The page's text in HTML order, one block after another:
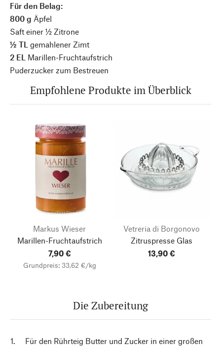
Für den Belag:
800 g Äpfel
Saft einer ½ Zitrone
½ TL gemahlener Zimt
2 EL Marillen-Fruchtaufstrich
Puderzucker zum Bestreuen
Empfohlene Produkte im Überblick
Markus Wieser
Marillen-Fruchtaufstrich
7,90 €
Grundpreis: 33,62 €/kg
Vetreria di Borgonovo
Zitruspresse Glas
13,90 €
Die Zubereitung
Für den Rührteig Butter und Zucker in einer großen